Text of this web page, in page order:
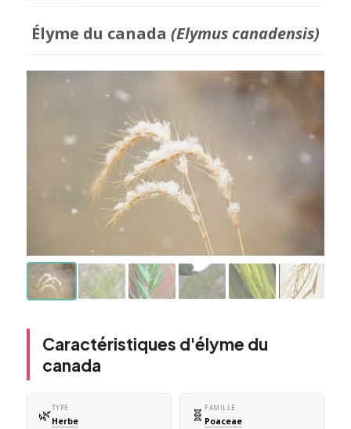
Élyme du canada (Elymus canadensis)
Caractéristiques d'élyme du
canada
🌿TYPE
Herbe 🧬 FAMILLE
Poaceae